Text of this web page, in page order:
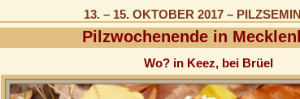
13. – 15. OKTOBER 2017 –
Pilzwochenende in
Wo? in Keez, bei Brüel